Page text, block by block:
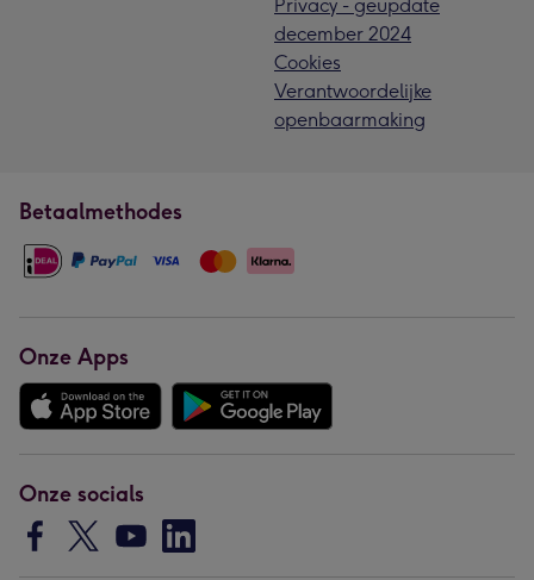
Privacy - geupdate
december 2024
Cookies
Verantwoordelijke
openbaarmaking
Betaalmethodes
Onze Apps
Onze socials